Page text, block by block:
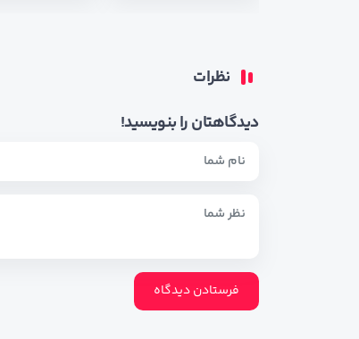
نظرات
دیدگاهتان را بنویسید!